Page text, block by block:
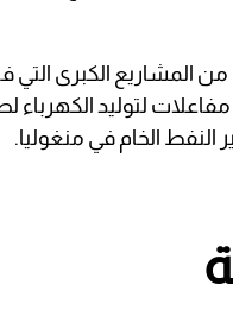
الكبرى التي
مفاعلات لتوليد الكهرباء
النفط الخام في منغوليا.